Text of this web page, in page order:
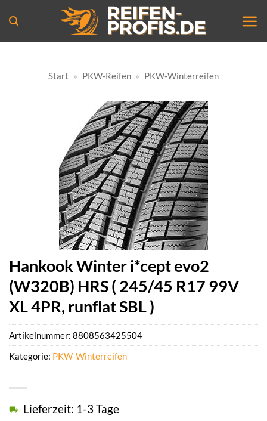
Inhalt
springen
Start » PKW-Reifen » PKW-Winterreifen
Hankook Winter i*cept evo2
(W320B) HRS ( 245/45 R17 99V
XL 4PR, runflat SBL )
Lieferzeit: 1-3 Tage
Artikelnummer: 8808563425504
Kategorie: PKW-Winterreifen